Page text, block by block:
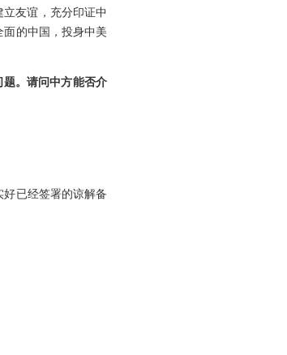
友谊，充分印证中
的中国，投身中美
。请问中方能否介
已经签署的谅解备